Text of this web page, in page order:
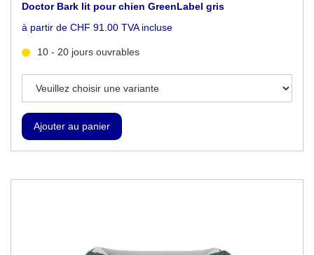
Doctor Bark lit pour chien GreenLabel gris
à partir de CHF 91.00 TVA incluse
10 - 20 jours ouvrables